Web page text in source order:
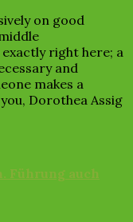
on good
right here; a
and
makes a
Dorothea Assig
Führung auch